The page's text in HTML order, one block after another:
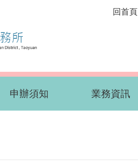
回首頁
申辦須知 業務資訊